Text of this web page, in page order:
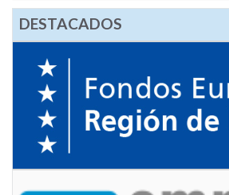
DESTACADOS